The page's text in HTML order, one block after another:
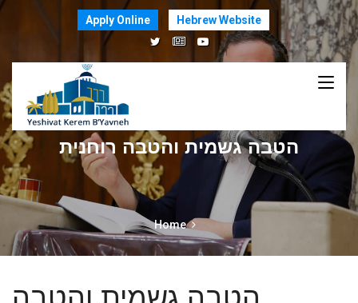
Apply Online Hebrew Website
הטבה גשמית והטבה רוחנית
Home